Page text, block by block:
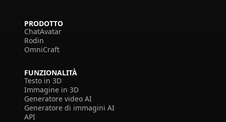
PRODOTTO
ChatAvatar
Rodin
OmniCraft
FUNZIONALITÀ
Testo in 3D
Immagine in 3D
Generatore video AI
Generatore di immagini AI
API